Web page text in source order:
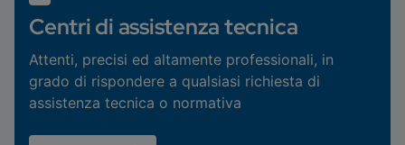
Centri di assistenza tecnica
Attenti, precisi ed altamente professionali, in
grado di rispondere a qualsiasi richiesta di
assistenza tecnica o normativa